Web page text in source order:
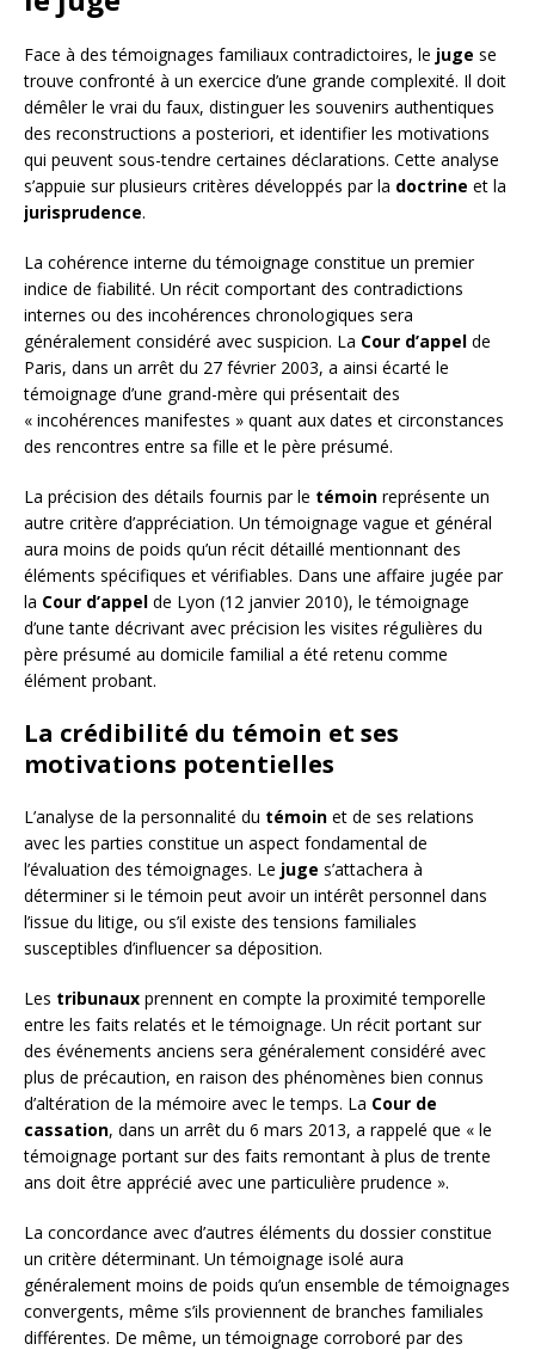
Face à des témoignages familiaux contradictoires, le juge se
trouve confronté à un exercice d’une grande complexité. Il doit
démêler le vrai du faux, distinguer les souvenirs authentiques
des reconstructions a posteriori, et identifier les motivations
qui peuvent sous-tendre certaines déclarations. Cette analyse
s’appuie sur plusieurs critères développés par la doctrine et la
jurisprudence.
La cohérence interne du témoignage constitue un premier
indice de fiabilité. Un récit comportant des contradictions
internes ou des incohérences chronologiques sera
généralement considéré avec suspicion. La Cour d’appel de
Paris, dans un arrêt du 27 février 2003, a ainsi écarté le
témoignage d’une grand-mère qui présentait des
« incohérences manifestes » quant aux dates et circonstances
des rencontres entre sa fille et le père présumé.
La précision des détails fournis par le témoin représente un
autre critère d’appréciation. Un témoignage vague et général
aura moins de poids qu’un récit détaillé mentionnant des
éléments spécifiques et vérifiables. Dans une affaire jugée par
la Cour d’appel de Lyon (12 janvier 2010), le témoignage
d’une tante décrivant avec précision les visites régulières du
père présumé au domicile familial a été retenu comme
élément probant.
La crédibilité du témoin et ses
motivations potentielles
L’analyse de la personnalité du témoin et de ses relations
avec les parties constitue un aspect fondamental de
l’évaluation des témoignages. Le juge s’attachera à
déterminer si le témoin peut avoir un intérêt personnel dans
l’issue du litige, ou s’il existe des tensions familiales
susceptibles d’influencer sa déposition.
Les tribunaux prennent en compte la proximité temporelle
entre les faits relatés et le témoignage. Un récit portant sur
des événements anciens sera généralement considéré avec
plus de précaution, en raison des phénomènes bien connus
d’altération de la mémoire avec le temps. La Cour de
cassation, dans un arrêt du 6 mars 2013, a rappelé que « le
témoignage portant sur des faits remontant à plus de trente
ans doit être apprécié avec une particulière prudence ».
La concordance avec d’autres éléments du dossier constitue
un critère déterminant. Un témoignage isolé aura
généralement moins de poids qu’un ensemble de témoignages
convergents, même s’ils proviennent de branches familiales
différentes. De même, un témoignage corroboré par des